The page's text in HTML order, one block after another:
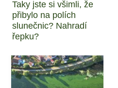
Taky jste si všimli, že
přibylo na polích
slunečnic? Nahradí
řepku?